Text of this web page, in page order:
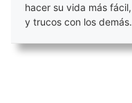
hacer su vida más
y trucos con los demás.